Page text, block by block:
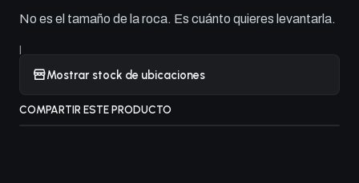
No es el tamaño de la roca. Es cuánto quieres levantarla.
|
Mostrar stock de ubicaciones
COMPARTIR ESTE PRODUCTO